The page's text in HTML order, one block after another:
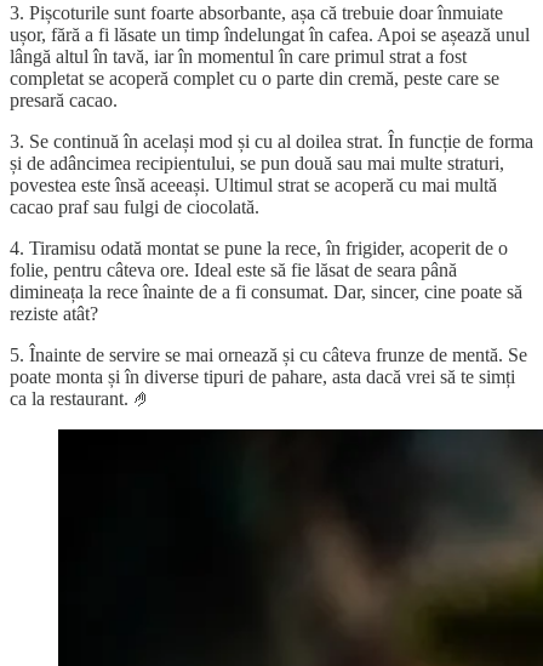
3. Pișcoturile sunt foarte absorbante, așa că trebuie doar înmuiate
ușor, fără a fi lăsate un timp îndelungat în cafea. Apoi se așează unul
lângă altul în tavă, iar în momentul în care primul strat a fost
completat se acoperă complet cu o parte din cremă, peste care se
presară cacao.
3. Se continuă în același mod și cu al doilea strat. În funcție de forma
și de adâncimea recipientului, se pun două sau mai multe straturi,
povestea este însă aceeași. Ultimul strat se acoperă cu mai multă
cacao praf sau fulgi de ciocolată.
4. Tiramisu odată montat se pune la rece, în frigider, acoperit de o
folie, pentru câteva ore. Ideal este să fie lăsat de seara până
dimineața la rece înainte de a fi consumat. Dar, sincer, cine poate să
reziste atât?
5. Înainte de servire se mai ornează și cu câteva frunze de mentă. Se
poate monta și în diverse tipuri de pahare, asta dacă vrei să te simți
ca la restaurant. 🤌